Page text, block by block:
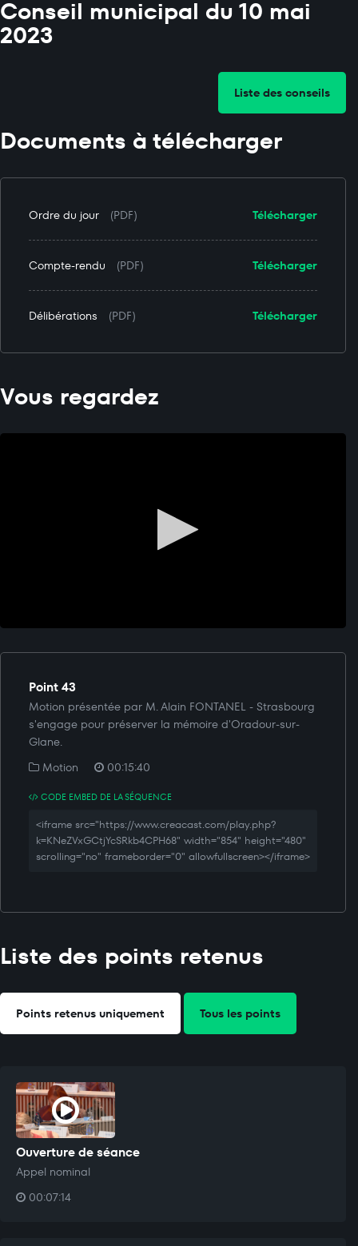
Conseil municipal du 10 mai
2023
Liste des conseils
Documents à télécharger
Télécharger
Ordre du jour (PDF)
Télécharger
Compte-rendu (PDF)
Télécharger
Délibérations (PDF)
Vous regardez
Point 43
Motion présentée par M. Alain FONTANEL - Strasbourg
s'engage pour préserver la mémoire d'Oradour-sur-
Glane.
Motion
00:15:40
CODE EMBED DE LA SÉQUENCE
<iframe src="https://www.creacast.com/play.php?
k=KNeZVxGCtjYcSRkb4CPH68" width="854" height="480"
scrolling="no" frameborder="0" allowfullscreen></iframe>
Liste des points retenus
Points retenus uniquement Tous les points
Ouverture de séance
Appel nominal
00:07:14